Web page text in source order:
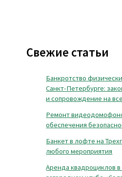
Свежие статьи
Банкротство
Санкт-Петербурге:
и сопровождение на
Ремонт
обеспечения
Банкет в лофте на
любого мероприятия
Аренда квадроциклов